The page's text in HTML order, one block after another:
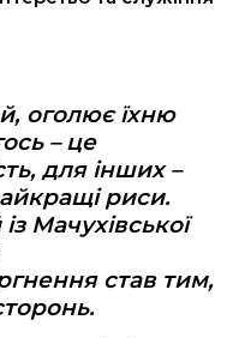
оголює їхню
– це
для інших –
риси.
Мачухівської
став тим,